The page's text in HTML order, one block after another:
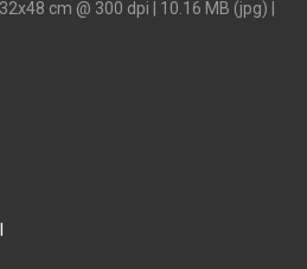
cm @ 300 dpi | 10.16 MB (jpg) |